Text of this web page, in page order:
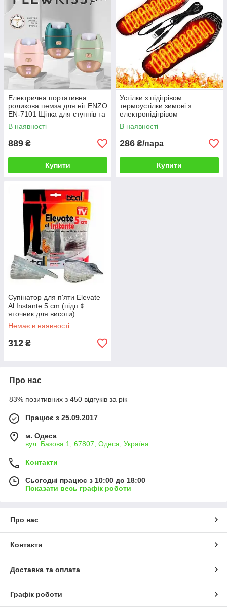
Електрична портативна
роликова пемза для ніг ENZO
EN-7101 Щітка для ступнів та
п'ят
В наявності
889 ₴
Купити
Устілки з підігрівом
термоустілки зимові з
електропідігрівом
універсальні багаторазові
електричні устілки
В наявності
286 ₴/пара
Купити
Супінатор для п'яти Elevate
Al Instante 5 cm (підп ¢
яточник для висоти)
Немає в наявності
312 ₴
Про нас
83% позитивних з 450 відгуків за рік
Працює з 25.09.2017
м. Одеса
вул. Базова 1, 67807, Одеса, Україна
Контакти
Сьогодні працює з 10:00 до 18:00
Показати весь графік роботи
Про нас
Контакти
Доставка та оплата
Графік роботи